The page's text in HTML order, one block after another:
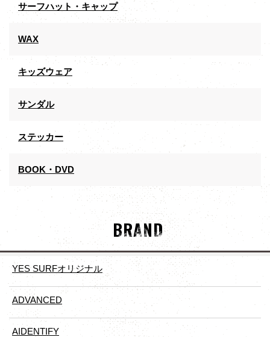
サーフハット・キャップ
WAX
キッズウェア
サンダル
ステッカー
BOOK・DVD
BRAND
YES SURFオリジナル
ADVANCED
AIDENTIFY